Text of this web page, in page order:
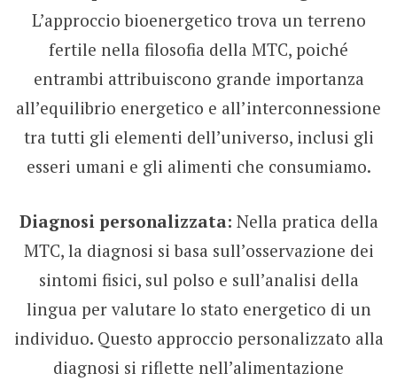
L’approccio bioenergetico trova un terreno
fertile nella filosofia della MTC, poiché
entrambi attribuiscono grande importanza
all’equilibrio energetico e all’interconnessione
tra tutti gli elementi dell’universo, inclusi gli
esseri umani e gli alimenti che consumiamo.
Diagnosi personalizzata: Nella pratica della
MTC, la diagnosi si basa sull’osservazione dei
sintomi fisici, sul polso e sull’analisi della
lingua per valutare lo stato energetico di un
individuo. Questo approccio personalizzato alla
diagnosi si riflette nell’alimentazione